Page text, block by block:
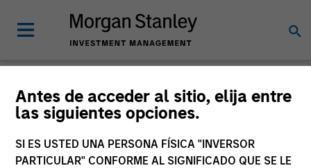
Antes de acceder al sitio, elija entre
las siguientes opciones.
SI ES USTED UNA PERSONA FÍSICA "INVERSOR
PARTICULAR" CONFORME AL SIGNIFICADO QUE SE LE
Morgan Stanley
Investment Funds
Change Fund Vehicle